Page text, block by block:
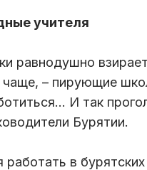
учителя
равнодушно
чаще, – пирующие
И так
Бурятии.
работать в